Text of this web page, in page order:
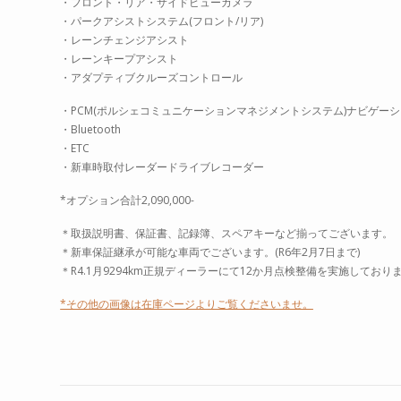
・パークアシストシステム(フロント/リア)
・レーンチェンジアシスト
・レーンキープアシスト
・アダプティブクルーズコントロール
・PCM(ポルシェコミュニケーションマネジメントシステム)ナビゲー
・Bluetooth
・ETC
・新車時取付レーダードライブレコーダー
*オプション合計2,090,000-
＊取扱説明書、保証書、記録簿、スペアキーなど揃ってございます。
＊新車保証継承が可能な車両でございます。(R6年2月7日まで)
＊R4.1月9294km正規ディーラーにて12か月点検整備を実施しておりま
*その他の画像は在庫ページよりご覧くださいませ。